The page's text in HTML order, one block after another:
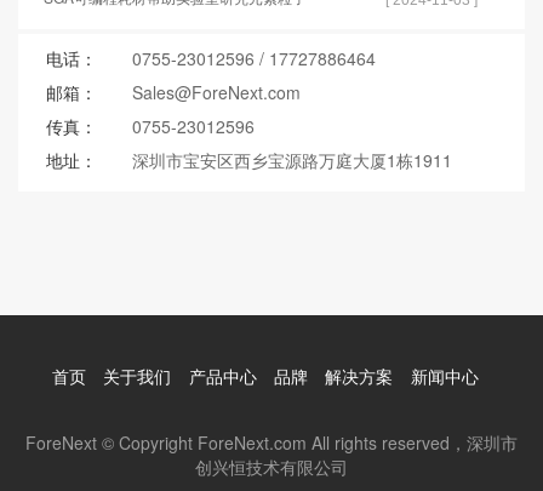
电话： 0755-23012596 / 17727886464
邮箱：
Sales@ForeNext.com
传真：
0755-23012596
地址：
深圳市宝安区西乡宝源路万庭大厦1栋1911
首页 关于我们 产品中心 品牌 解决方案 新闻中心
ForeNext © Copyright ForeNext.com All rights reserved，深圳市
创兴恒技术有限公司